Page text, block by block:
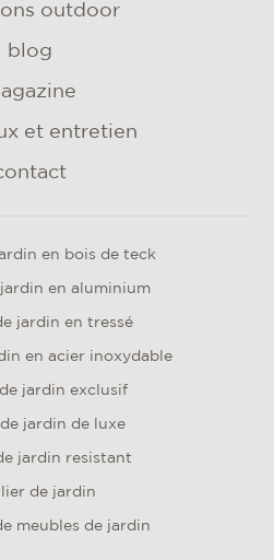
outdoor
blog
et entretien
en bois de teck
en aluminium
jardin en tressé
en acier inoxydable
jardin exclusif
jardin de luxe
jardin resistant
de jardin
meubles de jardin